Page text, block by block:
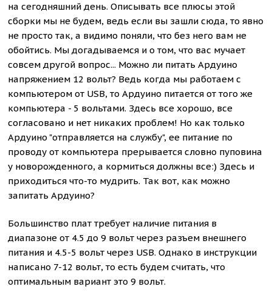
на сегодняшний день. Описывать все плюсы этой
сборки мы не будем, ведь если вы зашли сюда, то явно
не просто так, а видимо поняли, что без него вам не
обойтись. Мы догадываемся и о том, что вас мучает
совсем другой вопрос... Можно ли питать Ардуино
напряжением 12 вольт? Ведь когда мы работаем с
компьютером от USB, то Ардуино питается от того же
компьютера - 5 вольтами. Здесь все хорошо, все
согласовано и нет никаких проблем! Но как только
Ардуино "отправляется на службу", ее питание по
проводу от компьютера прерывается словно пуповина
у новорожденного, а кормиться должны все:) Здесь и
приходиться что-то мудрить. Так вот, как можно
запитать Ардуино?
Большинство плат требует наличие питания в
диапазоне от 4.5 до 9 вольт через разъем внешнего
питания и 4.5-5 вольт через USB. Однако в инструкции
написано 7-12 вольт, то есть будем считать, что
оптимальным вариант это 9 вольт.